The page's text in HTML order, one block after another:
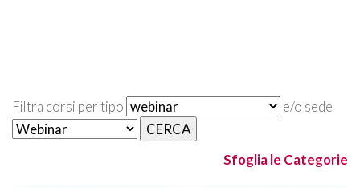
Filtra corsi per tipo e/o sede
Sfoglia le Categorie